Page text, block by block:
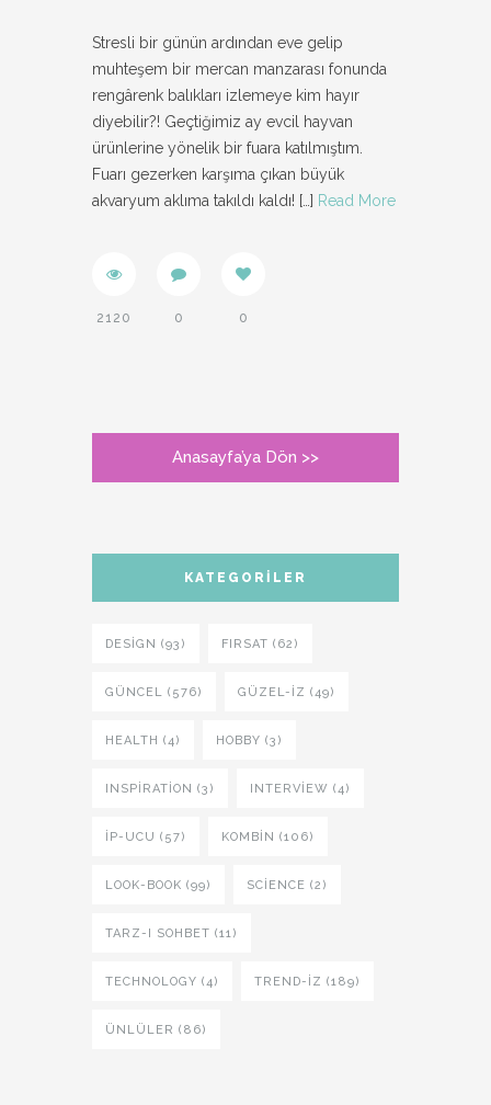
Stresli bir günün ardından eve gelip
muhteşem bir mercan manzarası fonunda
rengârenk balıkları izlemeye kim hayır
diyebilir?! Geçtiğimiz ay evcil hayvan
ürünlerine yönelik bir fuara katılmıştım.
Fuarı gezerken karşıma çıkan büyük
akvaryum aklıma takıldı kaldı! […] Read More
2120 0 0
Anasayfa’ya Dön >>
KATEGORILER
DESIGN (93) FIRSAT (62)
GÜNCEL (576) GÜZEL-IZ (49)
HEALTH (4) HOBBY (3)
INSPIRATION (3) INTERVIEW (4)
İP-UCU (57) KOMBIN (106)
LOOK-BOOK (99) SCIENCE (2)
TARZ-I SOHBET (11)
TECHNOLOGY (4) TREND-IZ (189)
ÜNLÜLER (86)